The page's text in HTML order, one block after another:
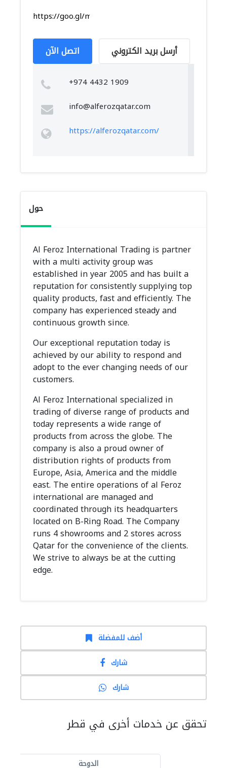
https://goo.gl/maps/JnESxAb67ZiQxRHN8
اتصل الآن أرسل بريد الكتروني
+974 4432 1909
info@alferozqatar.com
https://alferozqatar.com/
حول
Al Feroz International Trading is partner
with a multi activity group was
established in year 2005 and has built a
reputation for consistently supplying top
quality products, fast and efficiently. The
company has experienced steady and
continuous growth since.
Our exceptional reputation today is
achieved by our ability to respond and
adopt to the ever changing needs of our
customers.
Al Feroz International specialized in
trading of diverse range of products and
today represents a wide range of
products from across the globe. The
company is also a proud owner of
distribution rights of products from
Europe, Asia, America and the middle
east. The entire operations of al Feroz
international are managed and
coordinated through its headquarters
located on B-Ring Road. The Company
runs 4 showrooms and 2 stores across
Qatar for the convenience of the clients.
We strive to always be at the cutting
edge.
أضف للمفضلة
شارك
شارك
تحقق عن خدمات أخرى في قطر
الدوحة